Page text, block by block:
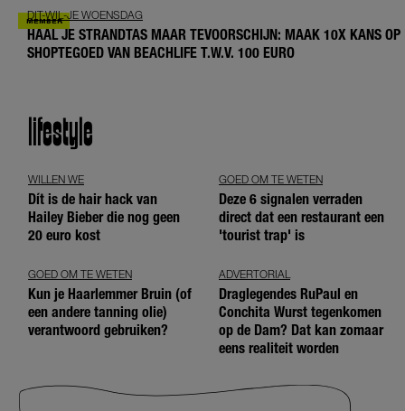
DIT-WIL-JE WOENSDAG
HAAL JE STRANDTAS MAAR TEVOORSCHIJN: MAAK 10X KANS OP
SHOPTEGOED VAN BEACHLIFE T.W.V. 100 EURO
lifestyle
WILLEN WE
Dít is de hair hack van
Hailey Bieber die nog geen
20 euro kost
GOED OM TE WETEN
Deze 6 signalen verraden
direct dat een restaurant een
'tourist trap' is
GOED OM TE WETEN
Kun je Haarlemmer Bruin (of
een andere tanning olie)
verantwoord gebruiken?
ADVERTORIAL
Draglegendes RuPaul en
Conchita Wurst tegenkomen
op de Dam? Dat kan zomaar
eens realiteit worden